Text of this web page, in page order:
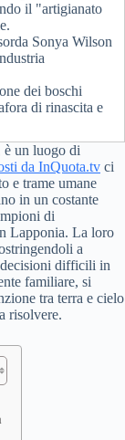
il "artigianato
Sonya Wilson
dei boschi
di rinascita e
è un luogo di
da InQuota.tv ci
e trame umane
in un costante
di
Lapponia. La loro
a
decisioni difficili in
familiare, si
tra terra e cielo
risolvere.